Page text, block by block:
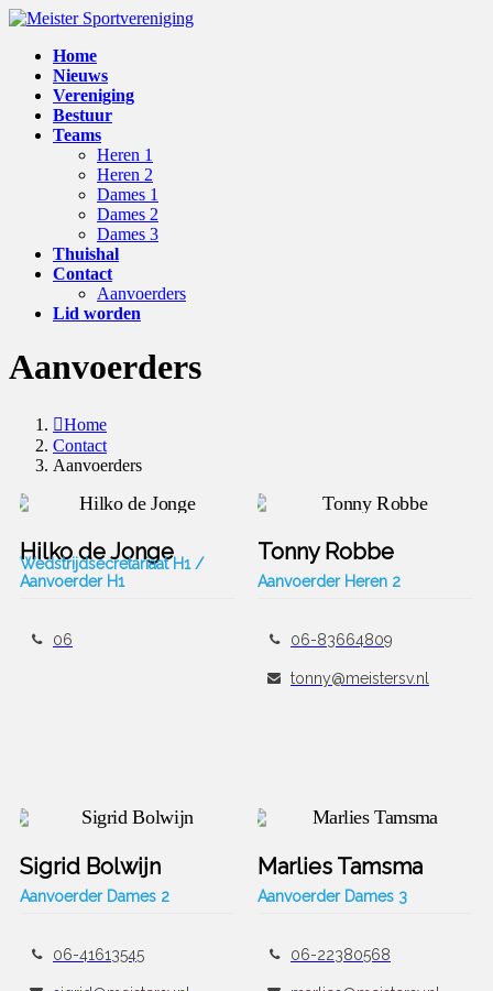
Skip
content
Skip
Navigation
Home
Nieuws
Vereniging
Bestuur
Teams
Heren 1
Heren 2
Dames 1
Dames 2
Dames 3
Thuishal
Contact
Aanvoerders
Lid worden
Aanvoerders
Home
Contact
Aanvoerders
Hilko de Jonge
Wedstrijdsecretariaat H1 /
Aanvoerder H1
06
Tonny Robbe
Aanvoerder Heren 2
06-83664809
tonny@meistersv.nl
Sigrid Bolwijn
Aanvoerder Dames 2
06-41613545
Marlies Tamsma
Aanvoerder Dames 3
06-22380568